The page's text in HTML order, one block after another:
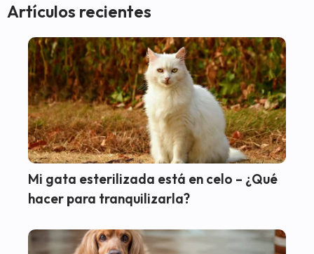
Artículos recientes
Mi gata esterilizada está en celo – ¿Qué
hacer para tranquilizarla?